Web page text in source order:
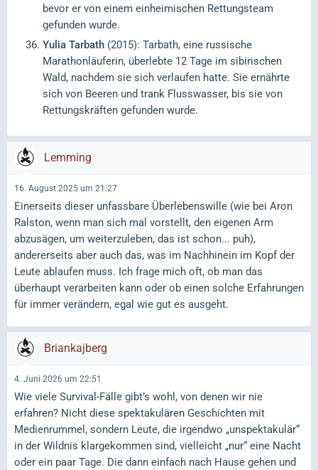
bevor er von einem einheimischen Rettungsteam
gefunden wurde.
Yulia Tarbath (2015): Tarbath, eine russische
Marathonläuferin, überlebte 12 Tage im sibirischen
Wald, nachdem sie sich verlaufen hatte. Sie ernährte
sich von Beeren und trank Flusswasser, bis sie von
Rettungskräften gefunden wurde.
Lemming
16. August 2025 um 21:27
Einerseits dieser unfassbare Überlebenswille (wie bei Aron
Ralston, wenn man sich mal vorstellt, den eigenen Arm
abzusägen, um weiterzuleben, das ist schon... puh),
andererseits aber auch das, was im Nachhinein im Kopf der
Leute ablaufen muss. Ich frage mich oft, ob man das
überhaupt verarbeiten kann oder ob einen solche Erfahrungen
für immer verändern, egal wie gut es ausgeht.
Briankajberg
4. Juni 2026 um 22:51
Wie viele Survival-Fälle gibt’s wohl, von denen wir nie
erfahren? Nicht diese spektakulären Geschichten mit
Medienrummel, sondern Leute, die irgendwo „unspektakulär“
in der Wildnis klargekommen sind, vielleicht „nur“ eine Nacht
oder ein paar Tage. Die dann einfach nach Hause gehen und